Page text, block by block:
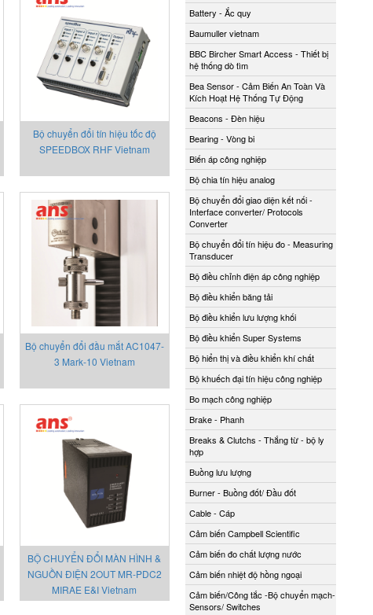
Bộ chuyển đổi tín hiệu tốc độ
SPEEDBOX RHF Vietnam
Bộ chuyển đổi đầu mắt AC1047-
3 Mark-10 Vietnam
BỘ CHUYỂN ĐỔI MÀN HÌNH &
NGUỒN ĐIỆN 2OUT MR-PDC2
MIRAE E&I Vietnam
Battery - Ắc quy
Baumuller vietnam
BBC Bircher Smart Access - Thiết bị
hệ thống dò tìm
Bea Sensor - Cảm Biến An Toàn Và
Kích Hoạt Hệ Thống Tự Động
Beacons - Đèn hiệu
Bearing - Vòng bi
Biến áp công nghiệp
Bộ chia tín hiệu analog
Bộ chuyển đổi giao diện kết nối -
Interface converter/ Protocols
Converter
Bộ chuyển đổi tín hiệu đo - Measuring
Transducer
Bộ điều chỉnh điện áp công nghiệp
Bộ điều khiển băng tải
Bộ điều khiển lưu lượng khối
Bộ điều khiển Super Systems
Bộ hiển thị và điều khiển khí chất
Bộ khuếch đại tín hiệu công nghiệp
Bo mạch công nghiệp
Brake - Phanh
Breaks & Clutchs - Thắng từ - bộ ly
hợp
Buồng lưu lượng
Burner - Buồng đốt/ Đầu đốt
Cable - Cáp
Cảm biến Campbell Scientific
Cảm biến đo chất lượng nước
Cảm biến nhiệt độ hồng ngoại
Cảm biến/Công tắc -Bộ chuyển mạch-
Sensors/ Switches